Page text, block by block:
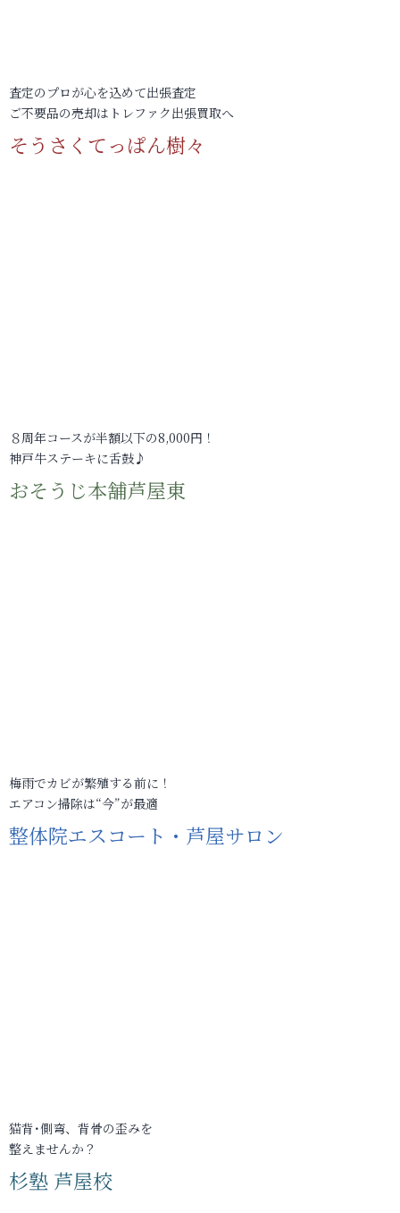
査定のプロが心を込めて出張査定
ご不要品の売却はトレファク出張買取へ
そうさくてっぱん樹々
８周年コースが半額以下の8,000円！
神戸牛ステーキに舌鼓♪
おそうじ本舗芦屋東
梅雨でカビが繁殖する前に！
エアコン掃除は“今”が最適
整体院エスコート・芦屋サロン
猫背･側弯、背骨の歪みを
整えませんか？
杉塾 芦屋校